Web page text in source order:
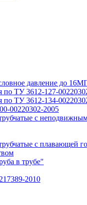
давление до
ТУ 3612-127-
ТУ 3612-134-
00220302-2005
с
с плавающей
в трубе"
2010